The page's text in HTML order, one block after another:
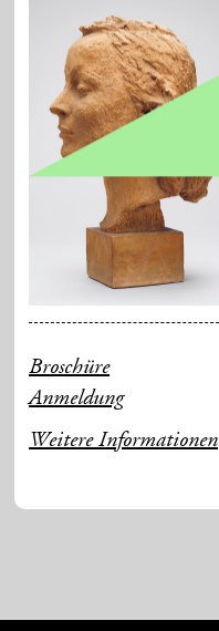
Broschüre
Anmeldung
Weitere Informationen